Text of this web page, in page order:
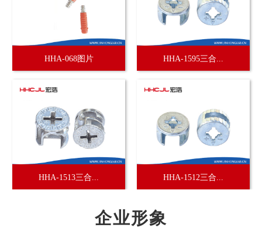
HHA-068图片 HHA-1595三合...
HHA-1513三合... HHA-1512三合...
企业形象